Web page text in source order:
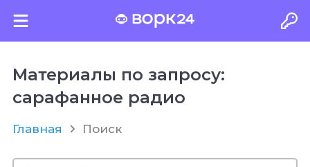
Материалы по запросу:
сарафанное радио
Главная Поиск